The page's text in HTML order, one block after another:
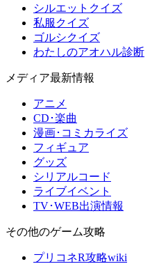
シルエットクイズ
私服クイズ
ゴルシクイズ
わたしのアオハル診断
メディア最新情報
アニメ
CD･楽曲
漫画･コミカライズ
フィギュア
グッズ
シリアルコード
ライブイベント
TV･WEB出演情報
その他のゲーム攻略
プリコネR攻略wiki